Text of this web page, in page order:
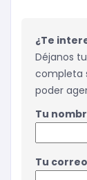
¿Te
Déjanos
completa
poder
Tu
Tu